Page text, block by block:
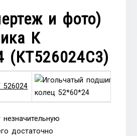
и фото)
К
(КT526024C3)
достаточно